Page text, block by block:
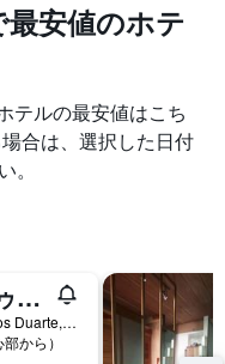
安値のホテ
テルの最安値はこち
合は、選択した日付
プンタ ドゥアルテ ガーデン イン
Morillo Beach, Los Duarte, パナマ
から）